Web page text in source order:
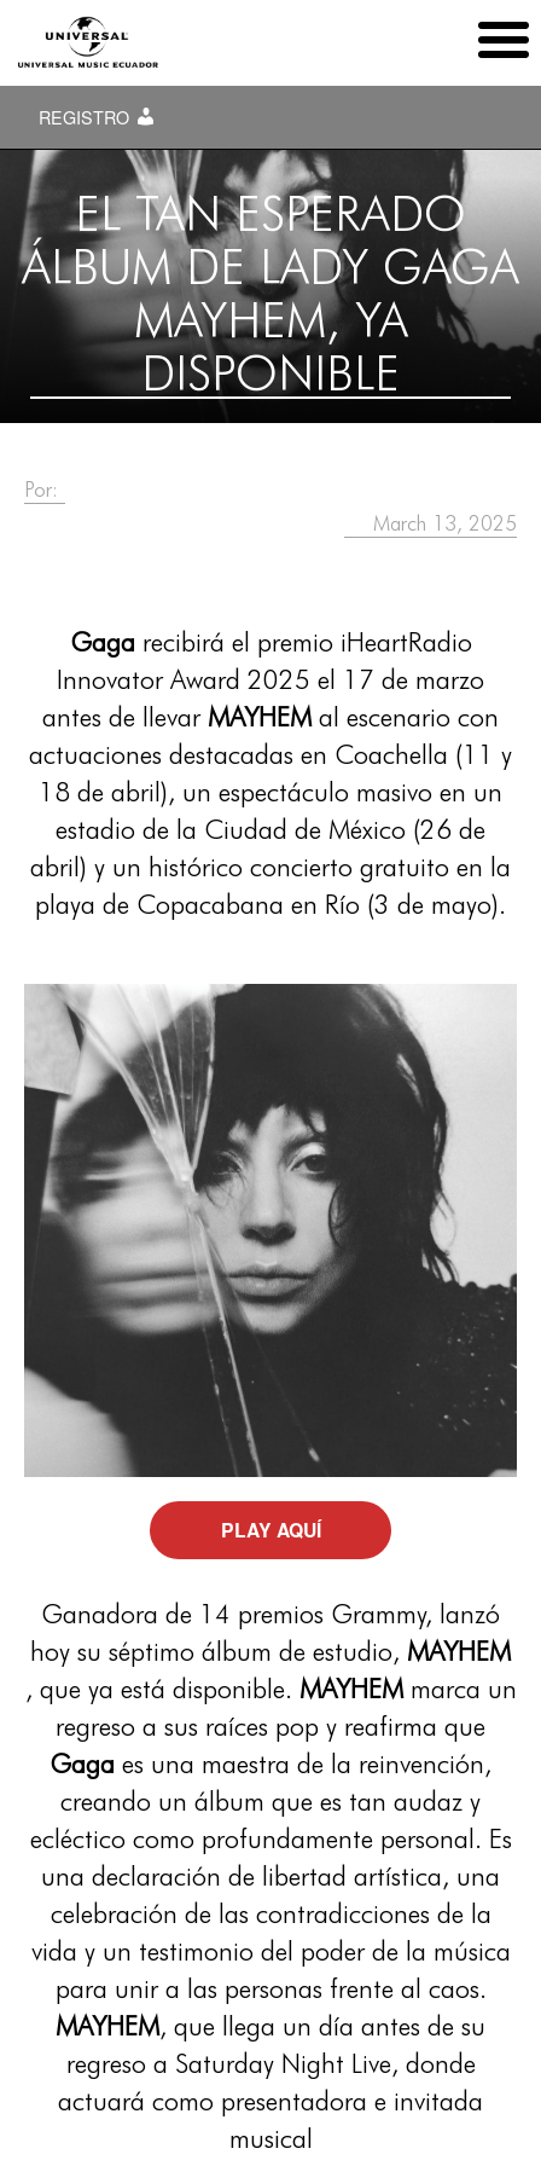
REGISTRO
EL TAN ESPERADO
ÁLBUM DE LADY GAGA
MAYHEM, YA
DISPONIBLE
Por:
March 13, 2025
Gaga recibirá el premio iHeartRadio
Innovator Award 2025 el 17 de marzo
antes de llevar MAYHEMal escenario con
actuaciones destacadas en Coachella (11 y
18 de abril), un espectáculo masivo en un
estadio de la Ciudad de México (26 de
abril) y un histórico concierto gratuito en la
playa de Copacabana en Río (3 de mayo).
PLAY AQUÍ
Ganadora de 14 premios Grammy, lanzó
hoy su séptimo álbum de estudio, MAYHEM
, que ya está disponible. MAYHEM marca un
regreso a sus raíces pop y reafirma que
Gaga es una maestra de la reinvención,
creando un álbum que es tan audaz y
ecléctico como profundamente personal. Es
una declaración de libertad artística, una
celebración de las contradicciones de la
vida y un testimonio del poder de la música
para unir a las personas frente al caos.
MAYHEM, que llega un día antes de su
regreso a Saturday Night Live, donde
actuará como presentadora e invitada
musical